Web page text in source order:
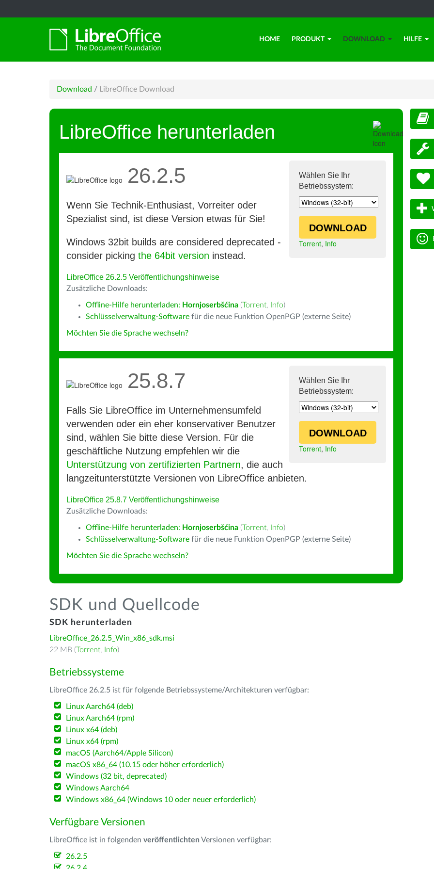
HOME PRODUKT DOWNLOAD HILFE
Download / LibreOffice Download
LibreOffice herunterladen
Wählen Sie Ihr
Betriebssystem:
DOWNLOAD
Torrent, Info
26.2.5
Wenn Sie Technik-Enthusiast, Vorreiter oder
Spezialist sind, ist diese Version etwas für Sie!
Windows 32bit builds are considered deprecated -
consider picking the 64bit version instead.
LibreOffice 26.2.5 Veröffentlichungshinweise
Zusätzliche Downloads:
Offline-Hilfe herunterladen: Hornjoserbšćina (Torrent, Info)
Schlüsselverwaltung-Software für die neue Funktion OpenPGP (externe Seite)
Möchten Sie die Sprache wechseln?
Wählen Sie Ihr
Betriebssystem:
DOWNLOAD
Torrent, Info
25.8.7
Falls Sie LibreOffice im Unternehmensumfeld
verwenden oder ein eher konservativer Benutzer
sind, wählen Sie bitte diese Version. Für die
geschäftliche Nutzung empfehlen wir die
Unterstützung von zertifizierten Partnern, die auch
langzeitunterstützte Versionen von LibreOffice anbieten.
LibreOffice 25.8.7 Veröffentlichungshinweise
Zusätzliche Downloads:
Offline-Hilfe herunterladen: Hornjoserbšćina (Torrent, Info)
Schlüsselverwaltung-Software für die neue Funktion OpenPGP (externe Seite)
Möchten Sie die Sprache wechseln?
SDK und Quellcode
SDK herunterladen
LibreOffice_26.2.5_Win_x86_sdk.msi
22 MB (Torrent, Info)
Betriebssysteme
LibreOffice 26.2.5 ist für folgende Betriebssysteme/Architekturen verfügbar:
Linux Aarch64 (deb)
Linux Aarch64 (rpm)
Linux x64 (deb)
Linux x64 (rpm)
macOS (Aarch64/Apple Silicon)
macOS x86_64 (10.15 oder höher erforderlich)
Windows (32 bit, deprecated)
Windows Aarch64
Windows x86_64 (Windows 10 oder neuer erforderlich)
Verfügbare Versionen
LibreOffice ist in folgenden veröffentlichten Versionen verfügbar:
26.2.5